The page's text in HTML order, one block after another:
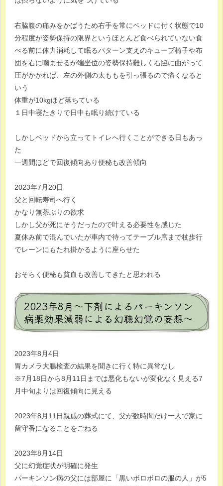
右脇腹の痛みをかばうため右手を常にベッドに付く状態で10
分程度が姿勢保持の限界というほとんど食べられていない食
べる前に体力消耗して眠るパターン支えのキューブ椅子や布
団を右に噛ませるが端坐位の姿勢保持難しく右脇に曲がって
圧がかかれば、左の外側の太ももを引っ張るので痛くなると
いう
体重が10kgほど落ちている
１日中寝たきりで日中も眠り続けている
しかしベッドから立ってトイレへ行くことができる日もあっ
た
一週間ほどで回復傾向あり便秘も改善傾向
2023年7月20日
父と回転寿司へ行く
かなり無茶ぶりの欲求
しかし父が死にそうだったので叶える必要性を感じた
夏休み前で混んでいたが車内で待ってテーブル席まで杖歩行
でレーンにもたれ掛かるように座らせた
おそらく便秘も貧血も改善してきたと思われる
2023年8月～下剤によるパーキンソン
病薬効果減弱による幻聴幻覚の妄想～
2023年8月4日
胃カメラ大腸検査の結果を聞きに行く特に異常なし
※7月18日から8月11日までは悪化もないが変化なく見える7
月中旬よりは回復傾向に見える
2023年8月11日親戚の葬式にて、父が数時間だけ一人で家に
留守番になることをごねる
2023年8月14日
父に幻覚症状が明確に発生
パーキンソン病の父には部屋に「黒いボロボロの服の人」が5